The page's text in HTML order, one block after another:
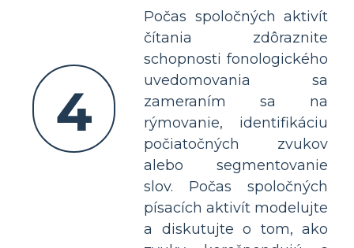
4
Počas spoločných aktivít
čítania zdôraznite
schopnosti fonologického
uvedomovania sa
zameraním sa na
rýmovanie, identifikáciu
počiatočných zvukov
alebo segmentovanie
slov. Počas spoločných
písacích aktivít modelujte
a diskutujte o tom, ako